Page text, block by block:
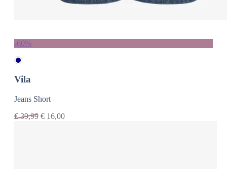
-60%
Vila
Jeans Short
€39,99 € 16,00